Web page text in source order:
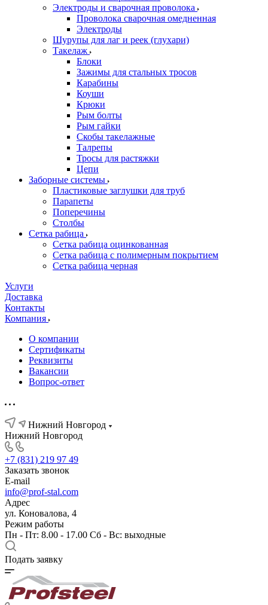
Электроды и сварочная проволока
Проволока сварочная омедненная
Электроды
Шурупы для лаг и реек (глухари)
Такелаж
Блоки
Зажимы для стальных тросов
Карабины
Коуши
Крюки
Рым болты
Рым гайки
Скобы такелажные
Талрепы
Тросы для растяжки
Цепи
Заборные системы
Пластиковые заглушки для труб
Парапеты
Поперечины
Столбы
Сетка рабица
Сетка рабица оцинкованная
Сетка рабица с полимерным покрытием
Сетка рабица черная
Услуги
Доставка
Контакты
Компания
О компании
Сертификаты
Реквизиты
Вакансии
Вопрос-ответ
Нижний Новгород
Нижний Новгород
+7 (831) 219 97 49
Заказать звонок
E-mail
info@prof-stal.com
Адрес
ул. Коновалова, 4
Режим работы
Пн - Пт: 8.00 - 17.00 Сб - Вс: выходные
Подать заявку